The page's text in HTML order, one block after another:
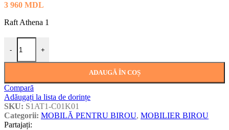
3 960 MDL
Raft Athena 1
-
Cantitate Raft Athena 1
+
ADAUGĂ ÎN COȘ
Compară
Adăugați la lista de dorințe
SKU: S1AT1-C01K01
Categorii: MOBILĂ PENTRU BIROU, MOBILIER BIROU
Partajați: